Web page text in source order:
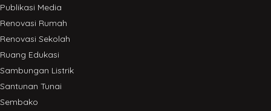
Publikasi Media
Renovasi Rumah
Renovasi Sekolah
Ruang Edukasi
Sambungan Listrik
Santunan Tunai
Sembako